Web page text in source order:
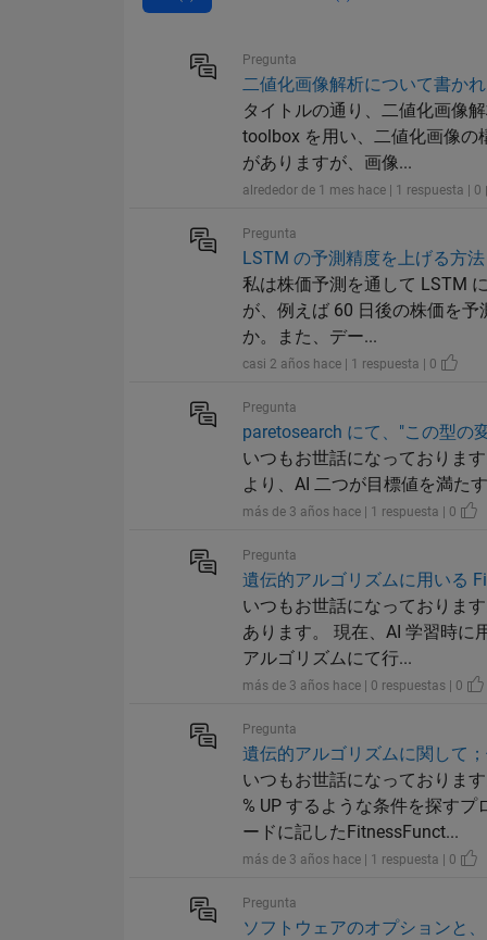
Pregunta
二値化画像解析について書か
タイトルの通り、二値化画像
toolbox を用い、二値化画像の
がありますが、画像...
alrededor de 1 mes hace | 1 respuesta | 0
Pregunta
LSTM の予測精度を上げる方
私は株価予測を通して LSTM
が、例えば 60 日後の株価を
か。また、デー...
casi 2 años hace | 1 respuesta | 0
Pregunta
paretosearch にて、"この型の
いつもお世話になっておりま
より、AI 二つが目標値を満た
más de 3 años hace | 1 respuesta | 0
Pregunta
遺伝的アルゴリズムに用いる
いつもお世話になっておりま
あります。 現在、AI 学習時に
アルゴリズムにて行...
más de 3 años hace | 0 respuestas | 0
Pregunta
遺伝的アルゴリズムに関して
いつもお世話になっておりま
% UP するような条件を探す
ードに記したFitnessFunct...
más de 3 años hace | 1 respuesta | 0
Pregunta
ソフトウェアのオプションと